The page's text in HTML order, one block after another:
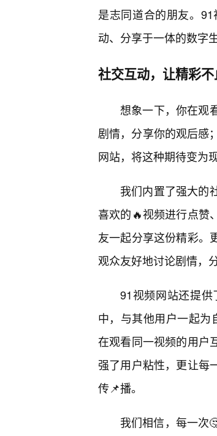
是志同道合的朋友。
动、分享于一体的数字
社交互动，让精彩
想象一下，你在观
剧情，分享你的观后感
网站，将这种期待变为现
我们内置了强大的
喜欢的🔥视频进行点赞
友一起分享这份精彩。
观众友好地讨论剧情，
91视频网站还提
中，与其他用户一起为
在观看同一视频的用户
强了用户粘性，更让每
传📌播。
我们相信，每一次